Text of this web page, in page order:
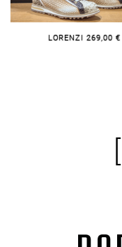
LORENZI 269,00 €
[